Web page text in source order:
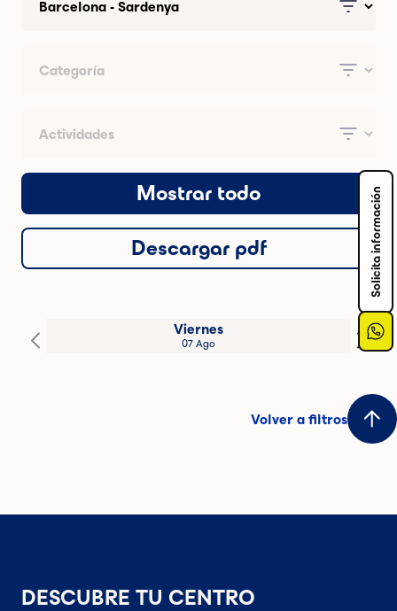
Mostrar todo
Descargar pdf
Viernes
07 Ago
Volver a filtros
DESCUBRE TU CENTRO
Solicita información